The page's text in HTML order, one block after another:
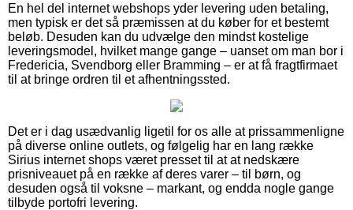
En hel del internet webshops yder levering uden betaling,
men typisk er det så præmissen at du køber for et bestemt
beløb. Desuden kan du udvælge den mindst kostelige
leveringsmodel, hvilket mange gange – uanset om man bor i
Fredericia, Svendborg eller Bramming – er at få fragtfirmaet
til at bringe ordren til et afhentningssted.
Det er i dag usædvanlig ligetil for os alle at prissammenligne
på diverse online outlets, og følgelig har en lang række
Sirius internet shops været presset til at at nedskære
prisniveauet på en række af deres varer – til børn, og
desuden også til voksne – markant, og endda nogle gange
tilbyde portofri levering.